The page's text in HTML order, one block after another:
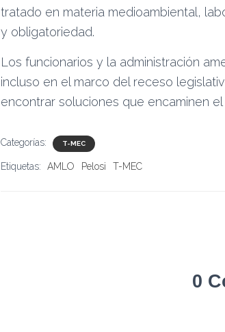
tratado en materia medioambiental,
y obligatoriedad.
Los funcionarios y la administración
incluso en el marco del receso
encontrar soluciones que encaminen
Categorías: T-MEC
Etiquetas: AMLO Pelosi T-MEC
0